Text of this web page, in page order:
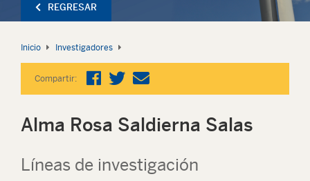
REGRESAR
Inicio Investigadores
Compartir:
Alma Rosa Saldierna Salas
Líneas de investigación